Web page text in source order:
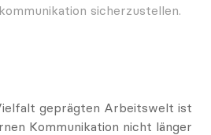
sicherzustellen.
geprägten Arbeitswelt ist
Kommunikation nicht länger